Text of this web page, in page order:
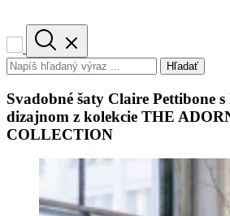
Hľadať
Svadobné šaty Claire Pettibone
dizajnom z kolekcie THE
COLLECTION